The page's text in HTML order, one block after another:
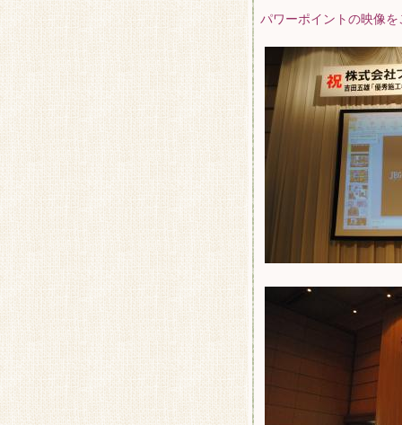
パワーポイントの映像